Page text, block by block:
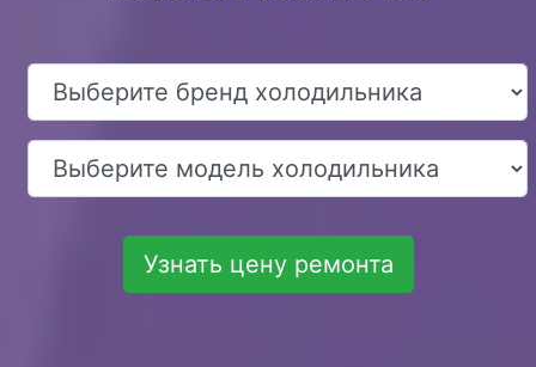
Узнать цену ремонта